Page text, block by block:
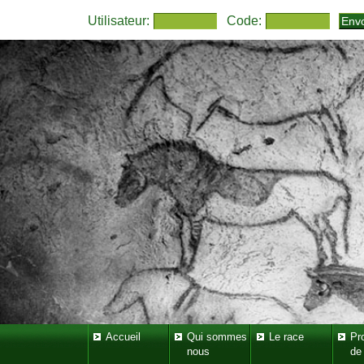
Utilisateur: Code:
Accueil
Qui sommes
nous
Le race